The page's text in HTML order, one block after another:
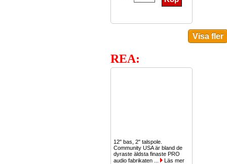
REA:
12" bas, 2" talspole.
Community USA är bland de
dyraste äldsta finaste PRO
audio fabrikaten ...
Läs mer